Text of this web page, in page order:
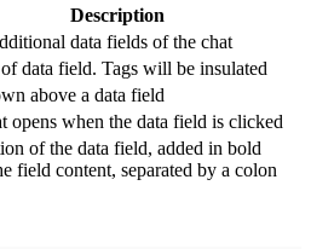
Description
data fields of the chat
data field. Tags will be insulated
above a data field
opens when the data field is clicked
of the data field, added in bold
field content, separated by a colon